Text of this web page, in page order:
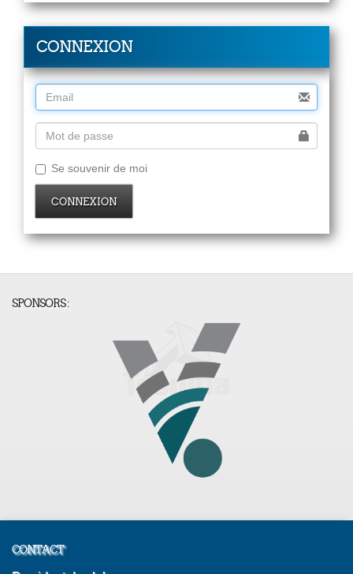
CONNEXION
Se souvenir de moi
CONNEXION
SPONSORS :
CONTACT